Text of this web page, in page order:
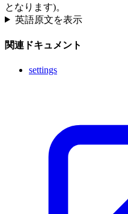
となります)。
英語原文を表示
関連ドキュメント
settings